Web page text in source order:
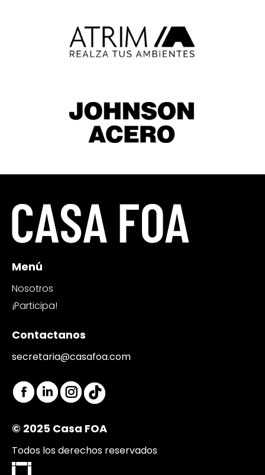
Menú
Nosotros
¡Participa!
Contactanos
secretaria@casafoa.com
Encuéntranos en:
Facebook
opens
in
new
Linkedin
opens
Instagram
opens
TikTok
opens
in
© 2025 Casa FOA
Todos los derechos reservados